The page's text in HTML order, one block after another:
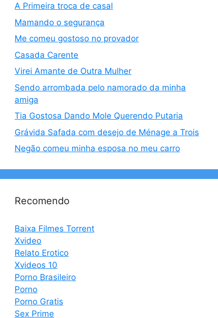
A Primeira troca de casal
Mamando o segurança
Me comeu gostoso no provador
Casada Carente
Virei Amante de Outra Mulher
Sendo arrombada pelo namorado da minha
amiga
Tia Gostosa Dando Mole Querendo Putaria
Grávida Safada com desejo de Ménage a Trois
Negão comeu minha esposa no meu carro
Recomendo
Baixa Filmes Torrent
Xvideo
Relato Erotico
Xvideos 10
Porno Brasileiro
Porno
Porno Gratis
Sex Prime